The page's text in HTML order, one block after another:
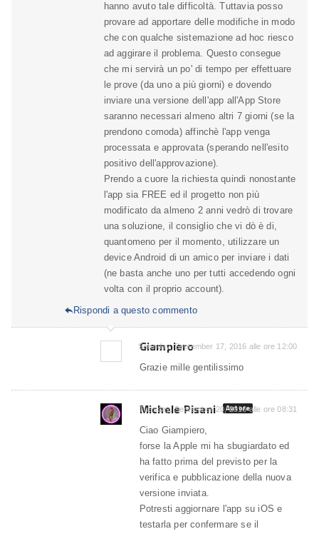
hanno avuto tale difficoltà. Tuttavia posso
provare ad apportare delle modifiche in modo
che con qualche sistemazione ad hoc riesco
ad aggirare il problema. Questo consegue
che mi servirà un po' di tempo per effettuare
le prove (da uno a più giorni) e dovendo
inviare una versione dell'app all'App Store
saranno necessari almeno altri 7 giorni (se la
prendono comoda) affinchè l'app venga
processata e approvata (sperando nell'esito
positivo dell'approvazione).
Prendo a cuore la richiesta quindi nonostante
l'app sia FREE ed il progetto non più
modificato da almeno 2 anni vedrò di trovare
una soluzione, il consiglio che vi dò è di,
quantomeno per il momento, utilizzare un
device Android di un amico per inviare i dati
(ne basta anche uno per tutti accedendo ogni
volta con il proprio account).
Rispondi a questo commento
Giampiero
Saturday, September 17, 2016 alle ore 12:00
Grazie mille gentilissimo
Michele Pisani Autore
Tuesday, September 20, 2016 alle ore 08:31
Ciao Giampiero,
forse la Apple mi ha sbugiardato ed
ha fatto prima del previsto per la
verifica e pubblicazione della nuova
versione inviata.
Potresti aggiornare l'app su iOS e
testarla per confermare se il